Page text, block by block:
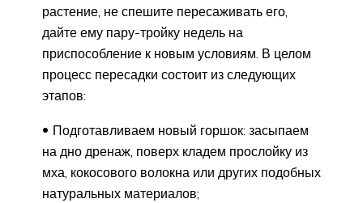
растение, не спешите пересаживать его,
дайте ему пару-тройку недель на
приспособление к новым условиям. В целом
процесс пересадки состоит из следующих
этапов:
Подготавливаем новый горшок: засыпаем
на дно дренаж, поверх кладем прослойку из
мха, кокосового волокна или других подобных
натуральных материалов;